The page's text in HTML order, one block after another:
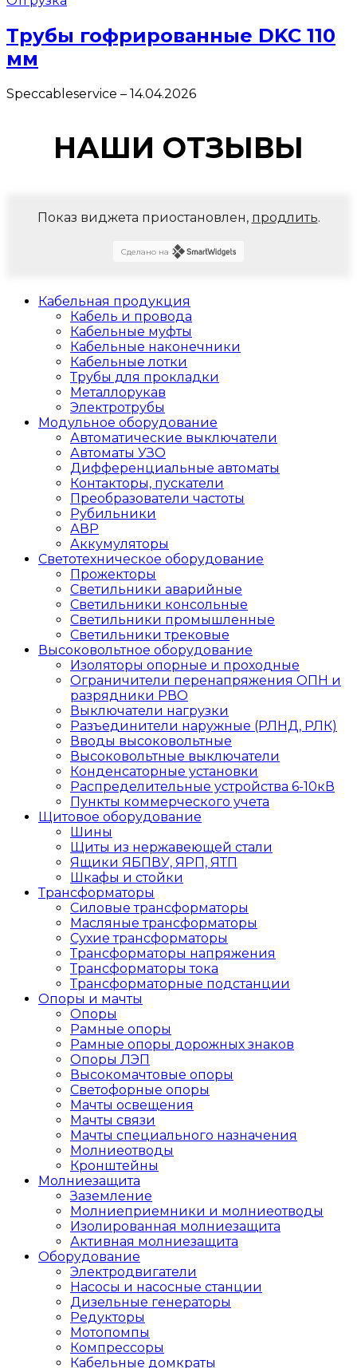
Трубы гофрированные DKC 110
мм
Speccableservice – 14.04.2026
НАШИ ОТЗЫВЫ
Показ виджета приостановлен, продлить.
Сделано на
Кабельная продукция
Кабель и провода
Кабельные муфты
Кабельные наконечники
Кабельные лотки
Трубы для прокладки
Металлорукав
Электротрубы
Модульное оборудование
Автоматические выключатели
Автоматы УЗО
Дифференциальные автоматы
Контакторы, пускатели
Преобразователи частоты
Рубильники
АВР
Аккумуляторы
Светотехническое оборудование
Прожекторы
Светильники аварийные
Светильники консольные
Светильники промышленные
Светильники трековые
Высоковольтное оборудование
Изоляторы опорные и проходные
Ограничители перенапряжения ОПН и
разрядники РВО
Выключатели нагрузки
Разъединители наружные (РЛНД, РЛК)
Вводы высоковольтные
Высоковольтные выключатели
Конденсаторные установки
Распределительные устройства 6-10кВ
Пункты коммерческого учета
Щитовое оборудование
Шины
Щиты из нержавеющей стали
Ящики ЯБПВУ, ЯРП, ЯТП
Шкафы и стойки
Трансформаторы
Силовые трансформаторы
Масляные трансформаторы
Сухие трансформаторы
Трансформаторы напряжения
Трансформаторы тока
Трансформаторные подстанции
Опоры и мачты
Опоры
Рамные опоры
Рамные опоры дорожных знаков
Опоры ЛЭП
Высокомачтовые опоры
Светофорные опоры
Мачты освещения
Мачты связи
Мачты специального назначения
Молниеотводы
Кронштейны
Молниезащита
Заземление
Молниеприемники и молниеотводы
Изолированная молниезащита
Активная молниезащита
Оборудование
Электродвигатели
Насосы и насосные станции
Дизельные генераторы
Редукторы
Мотопомпы
Компрессоры
Кабельные домкраты